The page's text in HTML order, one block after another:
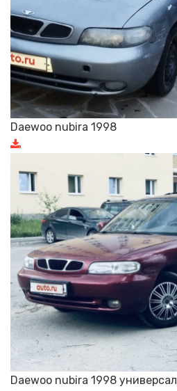
Daewoo nubira 1998
Daewoo nubira 1998 универсал